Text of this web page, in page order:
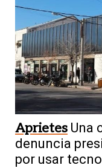
Aprietes Una
denuncia
por usar